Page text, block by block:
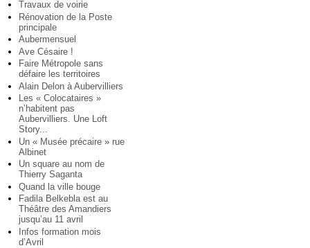
Travaux de voirie
Rénovation de la Poste
principale
Aubermensuel
Ave Césaire !
Faire Métropole sans
défaire les territoires
Alain Delon à Aubervilliers
Les « Colocataires »
n’habitent pas
Aubervilliers. Une Loft
Story...
Un « Musée précaire » rue
Albinet
Un square au nom de
Thierry Saganta
Quand la ville bouge
Fadila Belkebla est au
Théâtre des Amandiers
jusqu’au 11 avril
Infos formation mois
d’Avril